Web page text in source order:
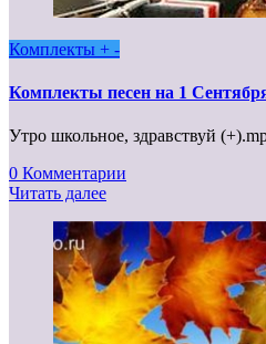
Комплекты + -
Комплекты песен на 1
Утро школьное, здравствуй
0 Комментарии
Читать далее